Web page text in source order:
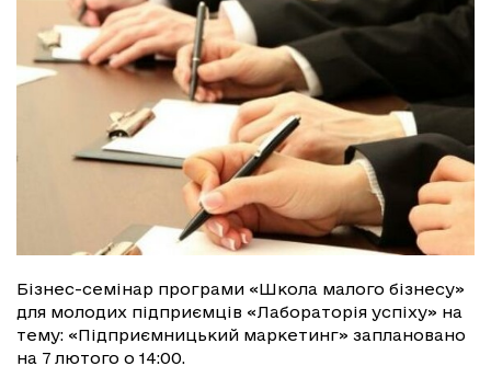
Бізнес-семінар програми «Школа малого бізнесу»
для молодих підприємців «Лабораторія успіху» на
тему: «Підприємницький маркетинг» заплановано
на 7 лютого о 14:00.